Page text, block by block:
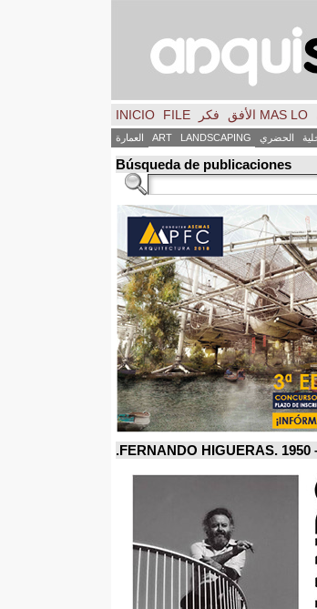
INICIO FILE فكر MAS LO الأفق
العمارة ART LANDSCAPING الحضري
Búsqueda de publicaciones
FERNANDO HIGUERAS. 1950